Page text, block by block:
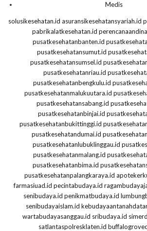
Medis
solusikesehatan.id asuransikesehatansyariah.id
pabrikalatkesehatan.id
pusatkesehatanbanten.id
pusatkesehatansumut.id
pusatkesehatansumsel.id
pusatkesehatanriau.id
pusatkesehatanbengkulu.id
pusatkesehatanmalukuutara.id
pusatkesehatansabang.id
pusatkesehatanbinjai.id
pusatkesehatanbukittinggi.id
pusatkesehatandumai.id
pusatkesehatanlubuklinggau.id
pusatkesehatanmalang.id
pusatkesehatanbima.id
pusatkesehatanpalangkaraya.id
farmasiuad.id pecintabudaya.id
senibudaya.id penikmatbudaya.id
senibudayaislam.id
wartabudayasanggau.id sribudaya.id
satlantaspolresklaten.id